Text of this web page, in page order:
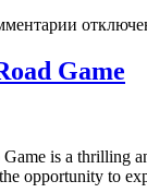
Game
is a thrilling
opportunity to